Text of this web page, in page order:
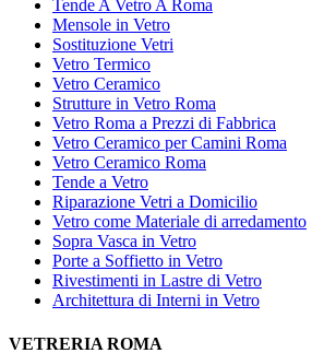
Tende A Vetro A Roma
Mensole in Vetro
Sostituzione Vetri
Vetro Termico
Vetro Ceramico
Strutture in Vetro Roma
Vetro Roma a Prezzi di Fabbrica
Vetro Ceramico per Camini Roma
Vetro Ceramico Roma
Tende a Vetro
Riparazione Vetri a Domicilio
Vetro come Materiale di arredamento
Sopra Vasca in Vetro
Porte a Soffietto in Vetro
Rivestimenti in Lastre di Vetro
Architettura di Interni in Vetro
VETRERIA ROMA